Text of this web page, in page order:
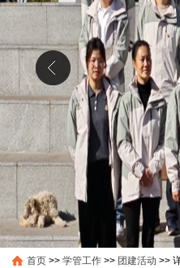
首页 >> 学管工作 >> 团建活动 >>